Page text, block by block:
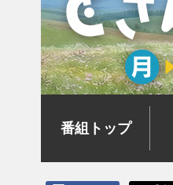
番組トップ